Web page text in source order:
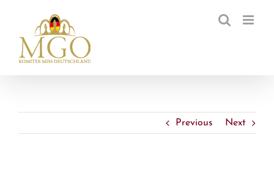
springen
Previous Next